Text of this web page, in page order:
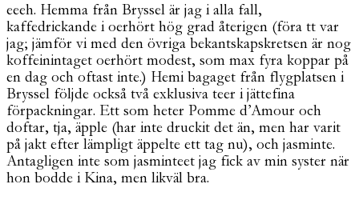
eeeh. Hemma från Bryssel är jag i alla fall,
kaffedrickande i oerhört hög grad återigen (föra tt var
jag; jämför vi med den övriga bekantskapskretsen är nog
koffeinintaget oerhört modest, som max fyra koppar på
en dag och oftast inte.) Hemi bagaget från flygplatsen i
Bryssel följde också två exklusiva teer i jättefina
förpackningar. Ett som heter Pomme d’Amour och
doftar, tja, äpple (har inte druckit det än, men har varit
på jakt efter lämpligt äppelte ett tag nu), och jasminte.
Antagligen inte som jasminteet jag fick av min syster när
hon bodde i Kina, men likväl bra.